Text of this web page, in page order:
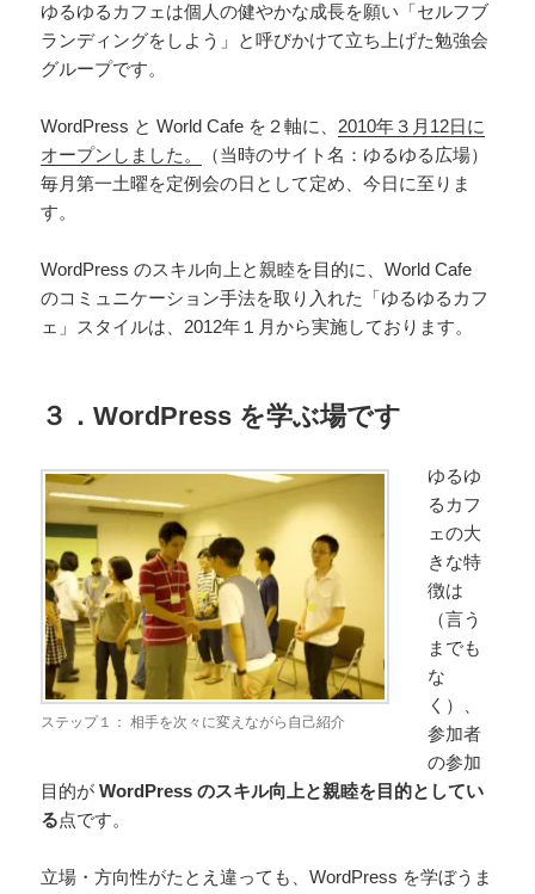
ゆるゆるカフェは個人の健やかな成長を願い「セルフブ
ランディングをしよう」と呼びかけて立ち上げた勉強会
グループです。
WordPress と World Cafe を２軸に、 2010年３月12日に
オープンしました。
（当時のサイト名：ゆるゆる広場）
毎月第一土曜を定例会の日として定め、今日に至りま
す。
WordPress のスキル向上と親睦を目的に、World Cafe
のコミュニケーション手法を取り入れた「ゆるゆるカフ
ェ」スタイルは、2012年１月から実施しております。
３．WordPress を学ぶ場です
ステップ１： 相手を次々に変えながら自己紹介
ゆるゆ
るカフ
ェの大
きな特
徴は
（言う
までも
な
く）、
参加者
の参加
目的がWordPress のスキル向上と親睦を目的としてい
る点です。
立場・方向性がたとえ違っても、WordPress を学ぼうま